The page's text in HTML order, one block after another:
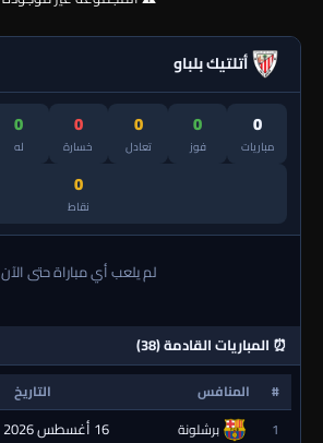
أتلتيك بلباو
0
مباريات
0
فوز
0
تعادل
0
خسارة
0
له
0
نقاط
لم يلعب أي مباراة حتى الآن
⏰ المباريات القادمة (38)
# المنافس التاريخ
1
برشلونة 16 أغسطس 2026 - 18:00